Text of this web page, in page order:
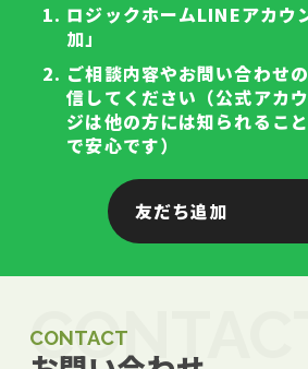
ロジックホームLINEアカウ
加」
ご相談内容やお問い合わせ
信してください（公式アカ
ジは他の方には知られるこ
で安心です）
友だち追加
CONTACT
CONTACT